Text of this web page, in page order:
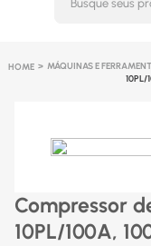
MÁQUINAS E
10PL/
Compressor
10PL/100A,